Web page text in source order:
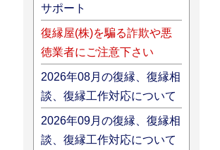
サポート
復縁屋(株)を騙る詐欺や悪
徳業者にご注意下さい
2026年08月の復縁、復縁相
談、復縁工作対応について
2026年09月の復縁、復縁相
談、復縁工作対応について